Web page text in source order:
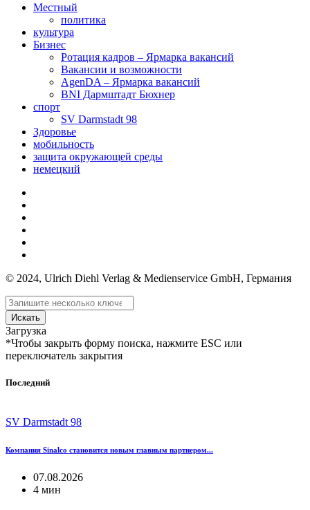
Местный
политика
культура
Бизнес
Ротация кадров – Ярмарка вакансий
Вакансии и возможности
AgenDA – Ярмарка вакансий
BNI Дармштадт Бюхнер
спорт
SV Darmstadt 98
Здоровье
мобильность
защита окружающей среды
немецкий
© 2024, Ulrich Diehl Verlag & Medienservice GmbH, Германия
Искать
Загрузка
*Чтобы закрыть форму поиска, нажмите ESC или
переключатель закрытия
Последний
SV Darmstadt 98
Компания Sinalco становится новым главным партнером...
07.08.2026
4 мин